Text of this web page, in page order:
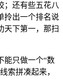
；还有些五花八
拎出一个排名说
天下第一，那扫
能只做一个“数
索拼凑起来，